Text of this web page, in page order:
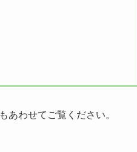
もあわせてご覧ください。